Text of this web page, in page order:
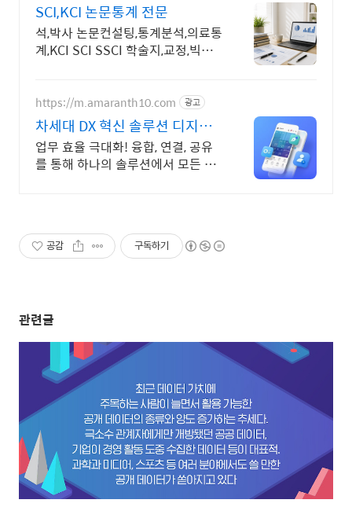
SCI,KCI 논문통계 전문
석,박사 논문컨설팅,통계분석,의료통
계,KCI SCI SSCI 학술지,교정,빅데
https://m.amaranth10.com 광고
차세대 DX 혁신 솔루션 디지털
혁신의 완성
업무 효율 극대화! 융합, 연결, 공유
를 통해 하나의 솔루션에서 모든 업
공감 구독하기
관련글